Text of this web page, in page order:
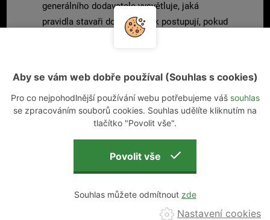
generálního dodavatele vysvětluje, jaká
pravidla stavaři dodržují a jak postupují, pokud
rtuť teploměru klesne pod nulu.
VIDEO ZDE
Aby se vám web dobře používal (Souhlas s cookies)
Pro co nejpohodlnější používání webu potřebujeme váš souhlas
se zpracováním souborů cookies. Souhlas udělíte kliknutím na
tlačítko "Povolit vše".
Souhlas můžete odmítnout
Nastavení cookies